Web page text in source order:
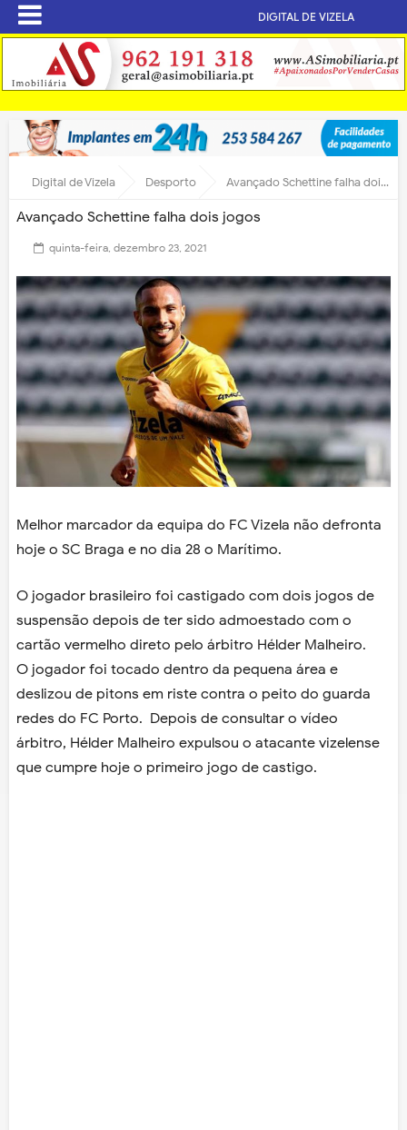
DIGITAL DE VIZELA
Digital de Vizela Desporto Avançado Schettine falha dois jogos
Avançado Schettine falha dois jogos
quinta-feira, dezembro 23, 2021
Melhor marcador da equipa do FC Vizela não defronta
hoje o SC Braga e no dia 28 o Marítimo.
O jogador brasileiro foi castigado com dois jogos de
suspensão depois de ter sido admoestado com o
cartão vermelho direto pelo árbitro Hélder Malheiro.
O jogador foi tocado dentro da pequena área e
deslizou de pitons em riste contra o peito do guarda
redes do FC Porto. Depois de consultar o vídeo
árbitro, Hélder Malheiro expulsou o atacante vizelense
que cumpre hoje o primeiro jogo de castigo.